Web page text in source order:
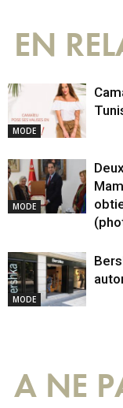
EN
MODE
MODE
MODE
A NE